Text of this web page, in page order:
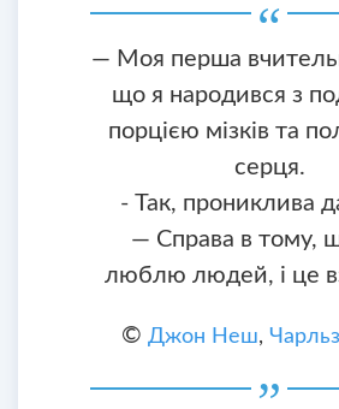
— Моя перша
що я народився з
порцією мізків та
серця.
- Так, прониклива
— Справа в тому,
люблю людей, і це
© Джон Неш,